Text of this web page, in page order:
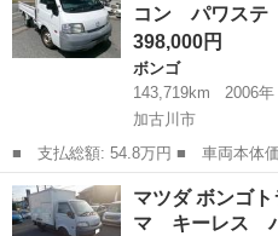
アコン パワステ...コン パワス
398,000円
ボンゴ
143,719km
2006年
加古川市
■ 支払総額: 54.8万円 ■ 車両本体価格： 398,000 円 ■ メーカー
名： マツダ ■ 車種名： ボンゴ
ドローＤＸ エアコン パワステ
オートマチッ...
兵庫 加古川市 ボンゴ
マツダ ボンゴ
マ キーレス